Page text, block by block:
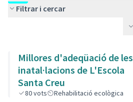
Filtrar i cercar
Millores d'adeqüació de les
inatal·lacions de L'Escola
Santa Creu
80vots Rehabilitació ecològica